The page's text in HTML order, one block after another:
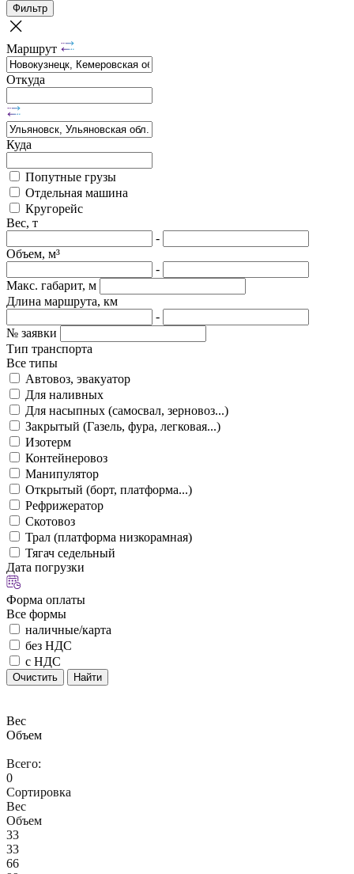
Фильтр
Маршрут
Откуда
Куда
Попутные грузы
Отдельная машина
Кругорейс
Вес, т
-
Объем, м³
-
Макс. габарит, м
Длина маршрута, км
-
№ заявки
Тип транспорта
Все типы
Автовоз, эвакуатор
Для наливных
Для насыпных (самосвал, зерновоз...)
Закрытый (Газель, фура, легковая...)
Изотерм
Контейнеровоз
Манипулятор
Открытый (борт, платформа...)
Рефрижератор
Скотовоз
Трал (платформа низкорамная)
Тягач седельный
Дата погрузки
Форма оплаты
Все формы
наличные/карта
без НДС
с НДС
Очистить Найти
Вес
Объем
Всего:
0
Сортировка
Вес
Объем
33
33
66